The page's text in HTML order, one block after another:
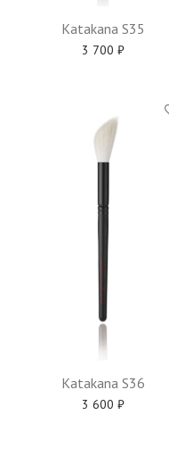
Katakana S35
3 700 ₽
Katakana S36
3 600 ₽